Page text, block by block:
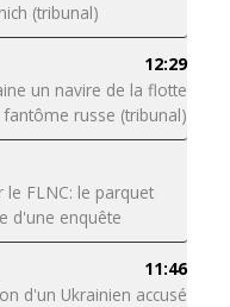
(tribunal)
12:29
un navire de la flotte
fantôme russe (tribunal)
le FLNC: le parquet
d'une enquête
11:46
d'un Ukrainien accusé